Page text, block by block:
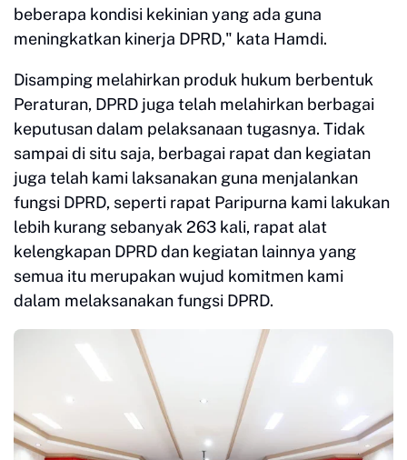
beberapa kondisi kekinian yang ada guna
meningkatkan kinerja DPRD," kata Hamdi.
Disamping melahirkan produk hukum berbentuk
Peraturan, DPRD juga telah melahirkan berbagai
keputusan dalam pelaksanaan tugasnya. Tidak
sampai di situ saja, berbagai rapat dan kegiatan
juga telah kami laksanakan guna menjalankan
fungsi DPRD, seperti rapat Paripurna kami lakukan
lebih kurang sebanyak 263 kali, rapat alat
kelengkapan DPRD dan kegiatan lainnya yang
semua itu merupakan wujud komitmen kami
dalam melaksanakan fungsi DPRD.